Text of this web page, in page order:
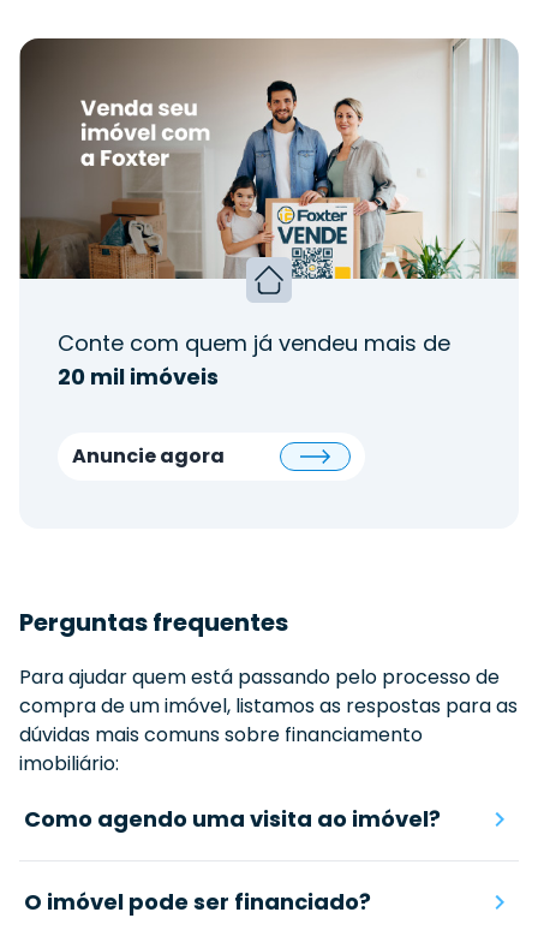
Conte com quem já vendeu mais de
20 mil imóveis
Anuncie agora
Perguntas frequentes
Para ajudar quem está passando pelo processo de
compra de um imóvel, listamos as respostas para as
dúvidas mais comuns sobre financiamento
imobiliário:
Como agendo uma visita ao imóvel?
O imóvel pode ser financiado?